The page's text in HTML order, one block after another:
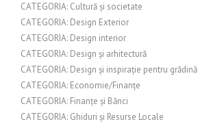
CATEGORIA: Cultură și societate
CATEGORIA: Design Exterior
CATEGORIA: Design interior
CATEGORIA: Design și arhitectură
CATEGORIA: Design și inspirație pentru grădină
CATEGORIA: Economie/Finanțe
CATEGORIA: Finanțe și Bănci
CATEGORIA: Ghiduri și Resurse Locale